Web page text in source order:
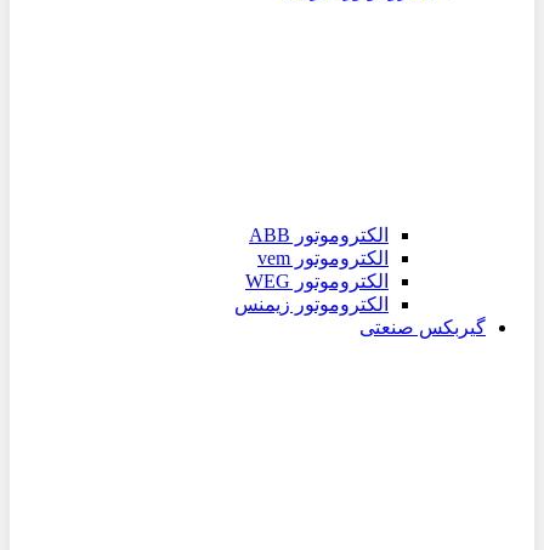
الکتروموتور ABB
الکتروموتور vem
الکتروموتور WEG
الکتروموتور زیمنس
گیربکس صنعتی